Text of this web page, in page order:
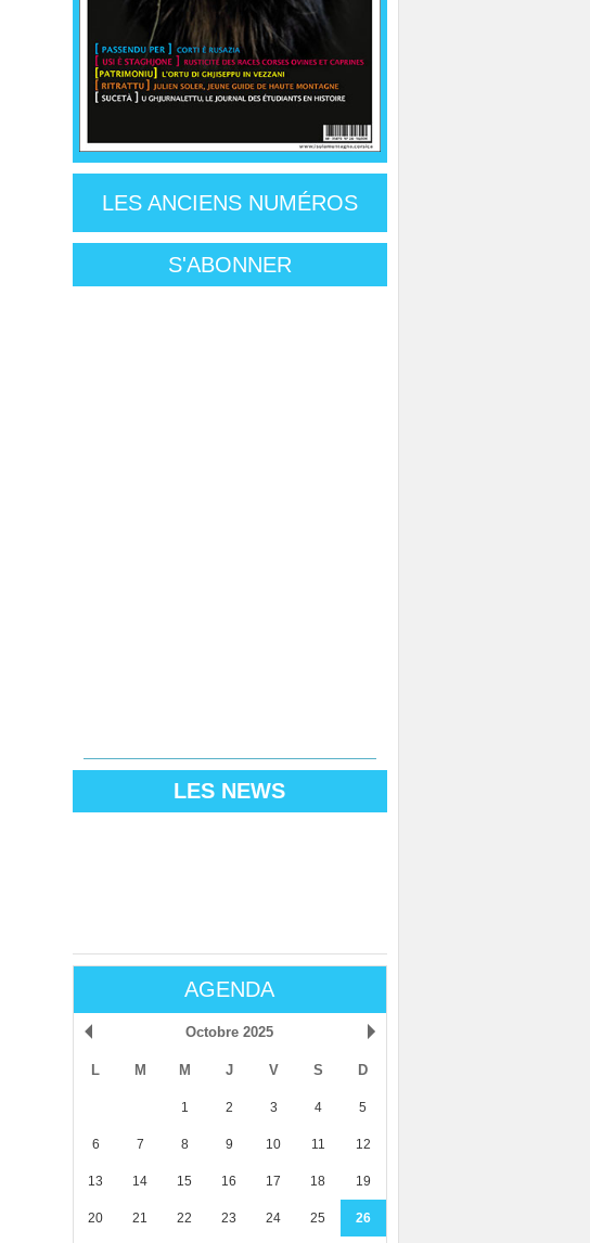
LES ANCIENS NUMÉROS
S'ABONNER
LES NEWS
AGENDA
Octobre 2025
L M M J V S D
1 2 3 4 5
6 7 8 9 10 11 12
13 14 15 16 17 18 19
20 21 22 23 24 25 26